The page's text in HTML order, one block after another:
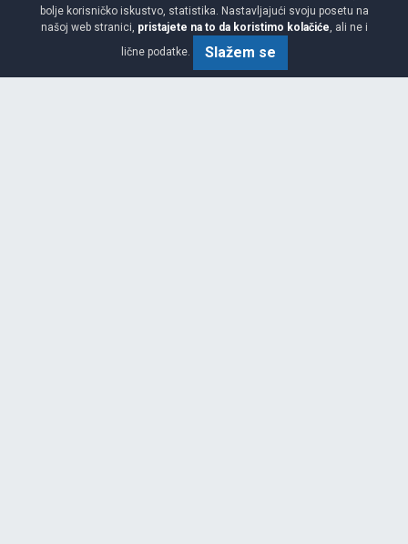
bolje korisničko iskustvo, statistika. Nastavljajući svoju posetu na
našoj web stranici, pristajete na to da koristimo kolačiće, ali ne i
lične podatke.
Slažem se